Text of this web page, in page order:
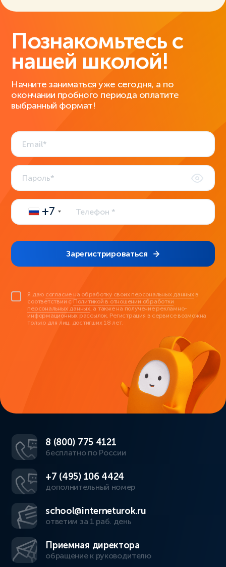
Познакомьтесь с
нашей школой!
Начните заниматься уже сегодня, а по
окончании пробного периода оплатите
выбранный формат!
+7
Зарегистрироваться
Я даю согласие на обработку своих персональных данныхв
соответствии с Политикой в отношении обработки
персональных данных, а также на получение рекламно-
информационных рассылок. Регистрация в сервисе возможна
только для лиц, достигших 18 лет.
8 (800) 775 4121
бесплатно по России
+7 (495) 106 4424
дополнительный номер
school@interneturok.ru
ответим за 1 раб. день
Приемная директора
обращение к руководителю